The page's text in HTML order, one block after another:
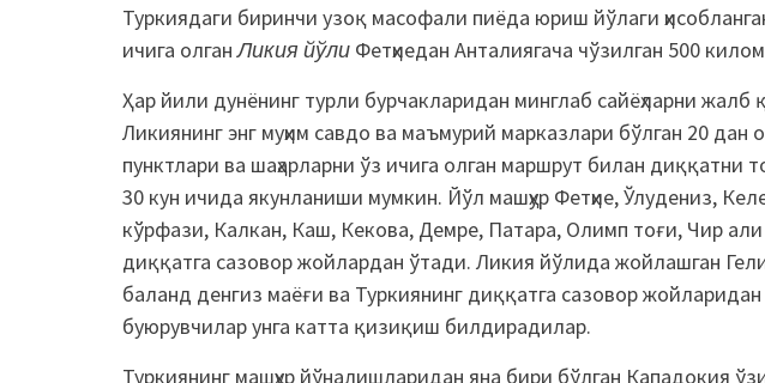
Туркиядаги биринчи узоқ масофали пиёда юриш йўлаги
ичига олганЛикия йўли Фетҳиедан Анталиягача чўзилган 500
Ҳар йили дунёнинг турли бурчакларидан минглаб сайёҳларни
Ликиянинг энг муҳим савдо ва маъмурий марказлари бўлган 20 дан
пунктлари ва шаҳарларни ўз ичига олган маршрут билан диққатни
30 кун ичида якунланиши мумкин. Йўл машҳур Фетҳие, Ўлудениз,
кўрфази, Калкан, Каш, Кекова, Демре, Патара, Олимп тоғи, Чир али
диққатга сазовор жойлардан ўтади. Ликия йўлида жойлашган
баланд денгиз маёғи ва Туркиянинг диққатга сазовор
буюрувчилар унга катта қизиқиш билдирадилар.
Туркиянинг машҳур йўналишларидан яна бири бўлган Кападокия